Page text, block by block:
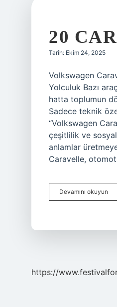
20
Tarih: Ekim 24, 2025
Volkswagen
Yolculuk Bazı
hatta toplumun
Sadece teknik
“Volkswagen
çeşitlilik ve
anlamlar
Caravelle,
Devamını okuyun
https://